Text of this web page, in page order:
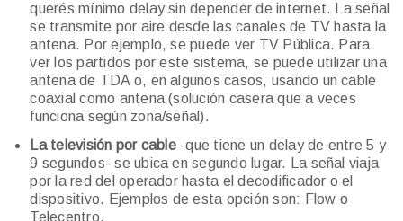
querés mínimo delay sin depender de internet. La señal
se transmite por aire desde las canales de TV hasta la
antena. Por ejemplo, se puede ver TV Pública. Para
ver los partidos por este sistema, se puede utilizar una
antena de TDA o, en algunos casos, usando un cable
coaxial como antena (solución casera que a veces
funciona según zona/señal).
La televisión por cable-que tiene un delay de entre 5 y
9 segundos- se ubica en segundo lugar. La señal viaja
por la red del operador hasta el decodificador o el
dispositivo. Ejemplos de esta opción son: Flow o
Telecentro.